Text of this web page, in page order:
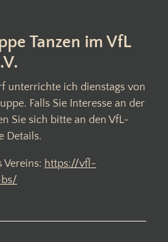
Tanzen im VfL
unterrichte ich dienstags von
Falls Sie Interesse an der
Sie sich bitte an den VfL-
Details.
Vereins: https://vfl-